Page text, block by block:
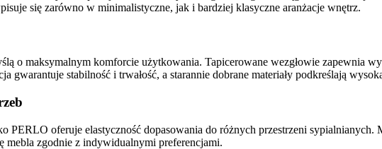
się zarówno w minimalistyczne, jak i bardziej klasyczne aranżacje wnętrz.
o maksymalnym komforcie użytkowania. Tapicerowane wezgłowie zapewnia
gwarantuje stabilność i trwałość, a starannie dobrane materiały podkreślają
PERLO oferuje elastyczność dopasowania do różnych przestrzeni sypialnianych.
mebla zgodnie z indywidualnymi preferencjami.